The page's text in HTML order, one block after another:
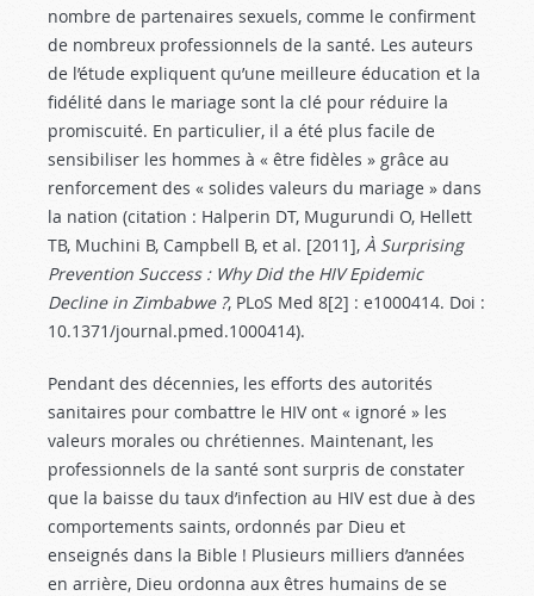
nombre de partenaires sexuels, comme le confirment
de nombreux professionnels de la santé. Les auteurs
de l’étude expliquent qu’une meilleure éducation et la
fidélité dans le mariage sont la clé pour réduire la
promiscuité. En particulier, il a été plus facile de
sensibiliser les hommes à « être fidèles » grâce au
renforcement des « solides valeurs du mariage » dans
la nation (citation : Halperin DT, Mugurundi O, Hellett
TB, Muchini B, Campbell B, et al. [2011], À Surprising
Prevention Success : Why Did the HIV Epidemic
Decline in Zimbabwe ?, PLoS Med 8[2] : e1000414. Doi :
10.1371/journal.pmed.1000414).
Pendant des décennies, les efforts des autorités
sanitaires pour combattre le HIV ont « ignoré » les
valeurs morales ou chrétiennes. Maintenant, les
professionnels de la santé sont surpris de constater
que la baisse du taux d’infection au HIV est due à des
comportements saints, ordonnés par Dieu et
enseignés dans la Bible ! Plusieurs milliers d’années
en arrière, Dieu ordonna aux êtres humains de se